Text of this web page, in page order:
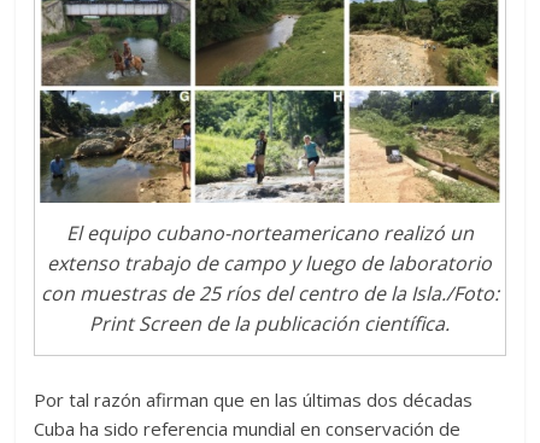
El equipo cubano-norteamericano realizó un
extenso trabajo de campo y luego de laboratorio
con muestras de 25 ríos del centro de la Isla./Foto:
Print Screen de la publicación científica.
Por tal razón afirman que en las últimas dos décadas
Cuba ha sido referencia mundial en conservación de